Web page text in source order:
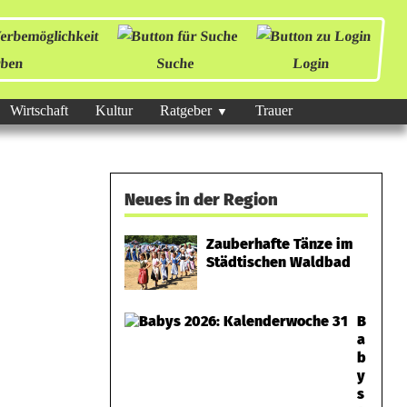
Suche Login
Wirtschaft Kultur Ratgeber Trauer
Neues in der Region
Zauberhafte Tänze im
Städtischen Waldbad
B
a
b
y
s